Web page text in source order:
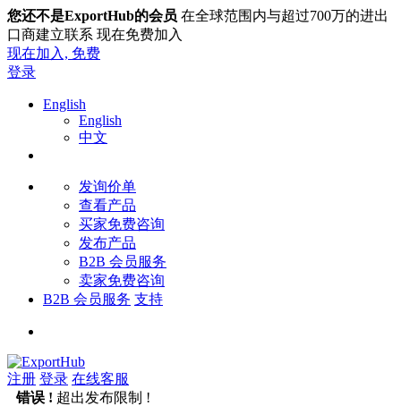
您还不是ExportHub的会员 在全球范围内与超过700万的进出
口商建立联系 现在免费加入
现在加入, 免费
登录
English
English
中文
发询价单
查看产品
买家免费咨询
发布产品
B2B 会员服务
卖家免费咨询
B2B 会员服务 支持
注册 登录 在线客服
错误 ! 超出发布限制 !